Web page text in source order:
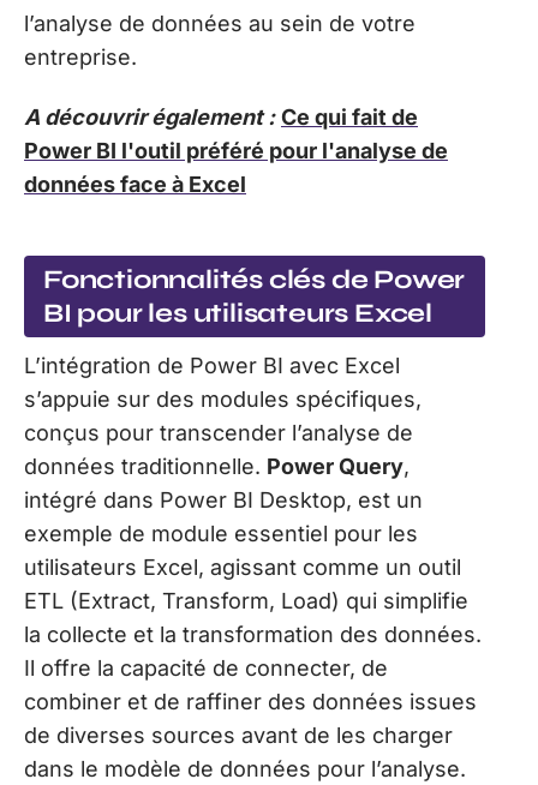
l’analyse de données au sein de votre
entreprise.
A découvrir également : Ce qui fait de
Power BI l'outil préféré pour l'analyse de
données face à Excel
Fonctionnalités clés de Power
BI pour les utilisateurs Excel
L’intégration de Power BI avec Excel
s’appuie sur des modules spécifiques,
conçus pour transcender l’analyse de
données traditionnelle. Power Query,
intégré dans Power BI Desktop, est un
exemple de module essentiel pour les
utilisateurs Excel, agissant comme un outil
ETL (Extract, Transform, Load) qui simplifie
la collecte et la transformation des données.
Il offre la capacité de connecter, de
combiner et de raffiner des données issues
de diverses sources avant de les charger
dans le modèle de données pour l’analyse.